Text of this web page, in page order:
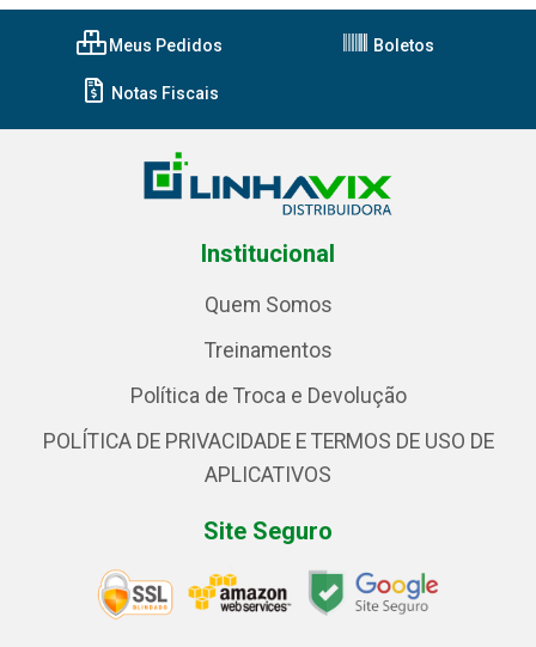
Meus Pedidos Boletos
Notas Fiscais
Institucional
Quem Somos
Treinamentos
Política de Troca e Devolução
POLÍTICA DE PRIVACIDADE E TERMOS DE USO DE
APLICATIVOS
Site Seguro